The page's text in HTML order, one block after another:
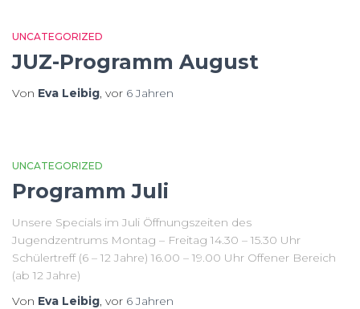
UNCATEGORIZED
JUZ-Programm August
Von Eva Leibig, vor 6 Jahren
UNCATEGORIZED
Programm Juli
Unsere Specials im Juli Öffnungszeiten des
Jugendzentrums Montag – Freitag 14.30 – 15.30 Uhr
Schülertreff (6 – 12 Jahre) 16.00 – 19.00 Uhr Offener Bereich
(ab 12 Jahre)
Von Eva Leibig, vor 6 Jahren